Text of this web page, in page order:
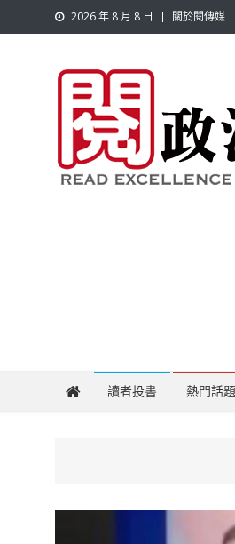
to
2026 年 8 月 8 日 關於閱傳媒
閱政治 Read
讀者投書 熱門話題